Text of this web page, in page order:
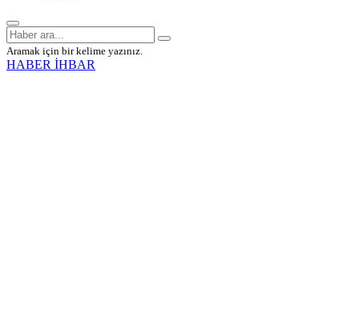
Aramak için bir kelime yazınız.
HABER İHBAR